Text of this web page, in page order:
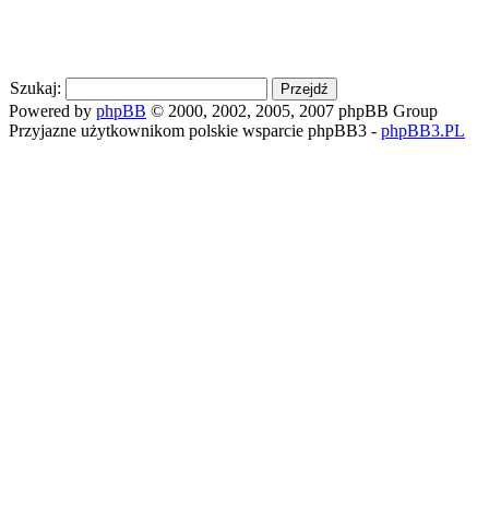
Szukaj:
Powered by phpBB © 2000, 2002, 2005, 2007 phpBB Group
Przyjazne użytkownikom polskie wsparcie phpBB3 - phpBB3.PL